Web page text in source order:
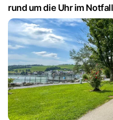
rund um die Uhr im